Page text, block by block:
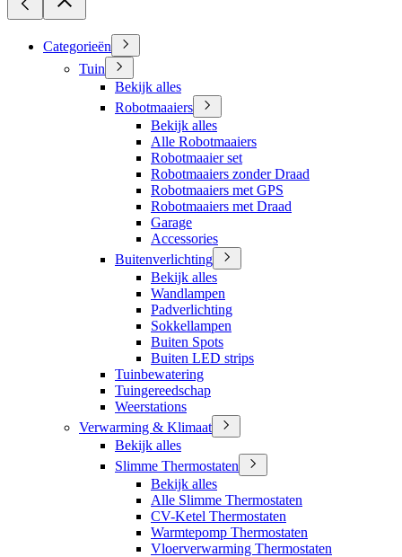
Categorieën
Tuin
Bekijk alles
Robotmaaiers
Bekijk alles
Alle Robotmaaiers
Robotmaaier set
Robotmaaiers zonder Draad
Robotmaaiers met GPS
Robotmaaiers met Draad
Garage
Accessories
Buitenverlichting
Bekijk alles
Wandlampen
Padverlichting
Sokkellampen
Buiten Spots
Buiten LED strips
Tuinbewatering
Tuingereedschap
Weerstations
Verwarming & Klimaat
Bekijk alles
Slimme Thermostaten
Bekijk alles
Alle Slimme Thermostaten
CV-Ketel Thermostaten
Warmtepomp Thermostaten
Vloerverwarming Thermostaten